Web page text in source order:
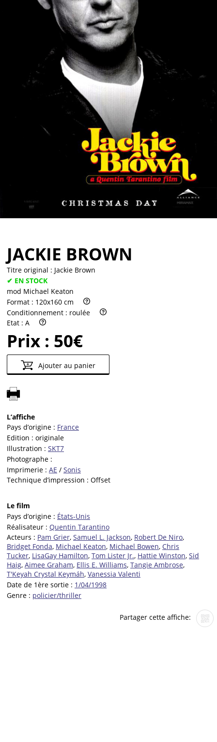
Vendre
JACKIE BROWN
Titre original : Jackie Brown
✔ EN STOCK
mod Michael Keaton
Format : 120x160 cm
Conditionnement : roulée
Etat : A
Prix : 50€
Ajouter au panier
L’affiche
Pays d’origine : France
Edition : originale
Illustration : SKT7
Photographe :
Imprimerie : AE / Sonis
Technique d’impression : Offset
Le film
Pays d’origine : États-Unis
Réalisateur : Quentin Tarantino
Acteurs : Pam Grier, Samuel L. Jackson, Robert De Niro,
Bridget Fonda, Michael Keaton, Michael Bowen, Chris
Tucker, LisaGay Hamilton, Tom Lister Jr., Hattie Winston, Sid
Haig, Aimee Graham, Ellis E. Williams, Tangie Ambrose,
T'Keyah Crystal Keymáh, Vanessia Valenti
Date de 1ère sortie : 1/04/1998
Genre : policier/thriller
Partager cette affiche: